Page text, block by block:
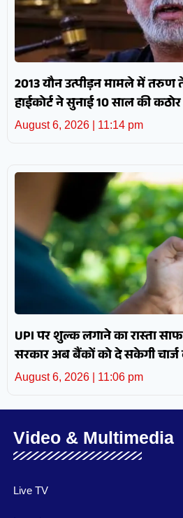
2013 यौन उत्पीड़न मामले में तरुण
हाईकोर्ट ने सुनाई 10 साल की
August 6, 2026 11:14 pm
UPI पर शुल्क लगाने का रास्ता
सरकार अब बैंकों को दे सकेगी
August 6, 2026 11:06 pm
Video & Multimedia
Live TV